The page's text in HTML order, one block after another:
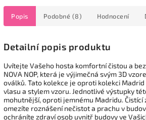
Popis Podobné (8) Hodnocení
Detailní popis produktu
Uvítejte Vašeho hosta komfortní čistou a
NOVA NOP, která je výjimečná svým 3D
oválků. Tato kolekce je oproti kolekci
vlasu a stylem vzoru. Jednotlivé výstupky
mohutnější, oproti jemnému Madridu. Čistící
omezíte roznášení nečistot a prachu v
ochráníte zdraví osob uvnitř budovy ve